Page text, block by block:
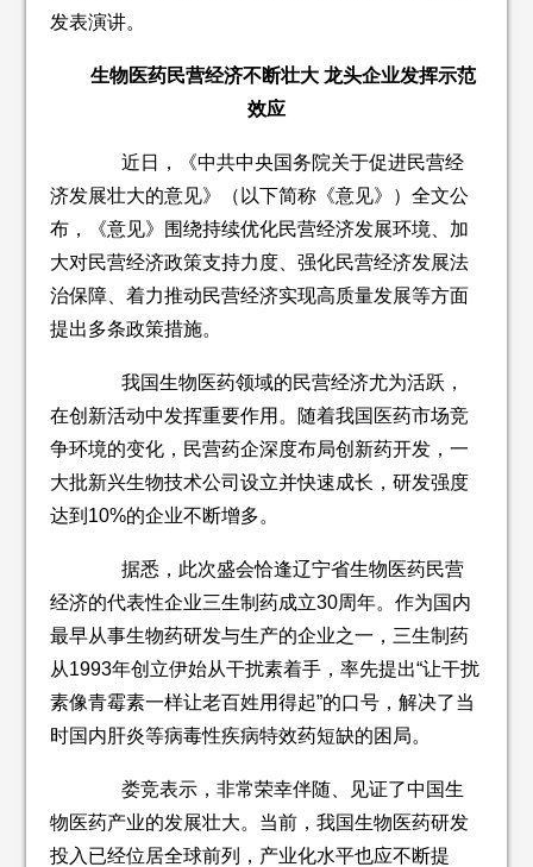
发表演讲。
生物医药民营经济不断壮大 龙头企业发挥示范
效应
近日，《中共中央国务院关于促进民营经
济发展壮大的意见》（以下简称《意见》）全文公
布，《意见》围绕持续优化民营经济发展环境、加
大对民营经济政策支持力度、强化民营经济发展法
治保障、着力推动民营经济实现高质量发展等方面
提出多条政策措施。
我国生物医药领域的民营经济尤为活跃，
在创新活动中发挥重要作用。随着我国医药市场竞
争环境的变化，民营药企深度布局创新药开发，一
大批新兴生物技术公司设立并快速成长，研发强度
达到10%的企业不断增多。
据悉，此次盛会恰逢辽宁省生物医药民营
经济的代表性企业三生制药成立30周年。作为国内
最早从事生物药研发与生产的企业之一，三生制药
从1993年创立伊始从干扰素着手，率先提出“让干扰
素像青霉素一样让老百姓用得起”的口号，解决了当
时国内肝炎等病毒性疾病特效药短缺的困局。
娄竞表示，非常荣幸伴随、见证了中国生
物医药产业的发展壮大。当前，我国生物医药研发
投入已经位居全球前列，产业化水平也应不断提